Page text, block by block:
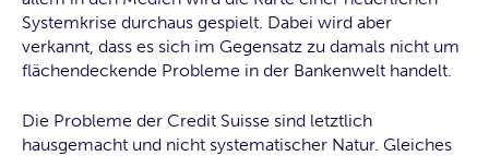
Systemkrise durchaus gespielt. Dabei wird aber
verkannt, dass es sich im Gegensatz zu damals nicht um
flächendeckende Probleme in der Bankenwelt handelt.
Die Probleme der Credit Suisse sind letztlich
hausgemacht und nicht systematischer Natur. Gleiches